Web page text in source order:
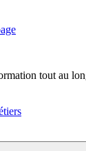
tout au